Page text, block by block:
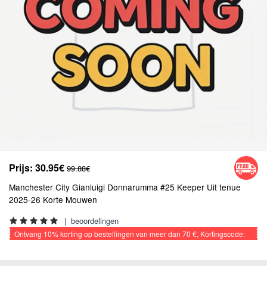
Prijs: 30.95€ 99.88€
Manchester City Gianluigi Donnarumma #25 Keeper Uit tenue
2025-26 Korte Mouwen
| beoordelingen
Ontvang 10%korting op bestellingen van meer dan 70 €, Kortingscode: